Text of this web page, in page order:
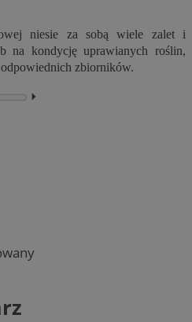
niesie za sobą wiele zalet i
na kondycję uprawianych roślin,
zbiorników.
⏵︎